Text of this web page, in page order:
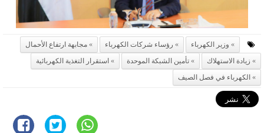
وزير الكهرباء رؤساء شركات الكهرباء
مجابهة ارتفاع الأحمال
زيادة الاستهلاك
تأمين الشبكة الموحدة
استقرار التغذية الكهربائية
الكهرباء في فصل الصيف